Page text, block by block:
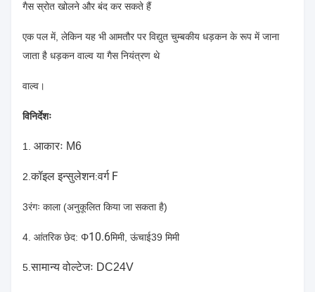
गैस स्रोत खोलने और बंद कर सकते हैं
एक पल में, लेकिन यह भी आमतौर पर विद्युत चुम्बकीय धड़कन के रूप में जाना
जाता है धड़कन वाल्व या गैस नियंत्रण थे
वाल्व।
विनिर्देशः
1. आकारः M6
2.कॉइल इन्सुलेशन:वर्ग F
3रंगः काला (अनुकूलित किया जा सकता है)
4. आंतरिक छेद: Φ10.6मिमी, ऊंचाई39 मिमी
5.सामान्य वोल्टेजः DC24V